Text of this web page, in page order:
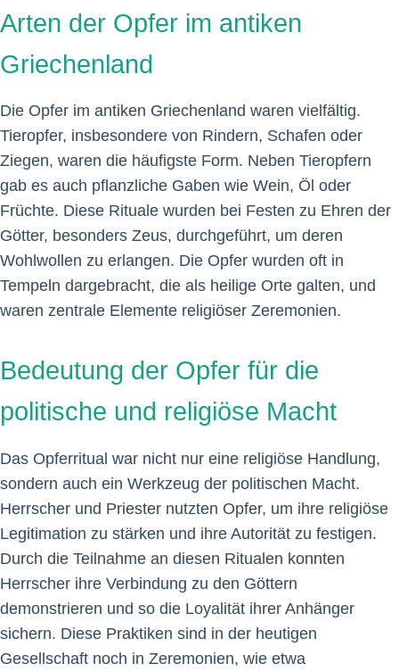
Arten der Opfer im antiken
Griechenland
Die Opfer im antiken Griechenland waren vielfältig.
Tieropfer, insbesondere von Rindern, Schafen oder
Ziegen, waren die häufigste Form. Neben Tieropfern
gab es auch pflanzliche Gaben wie Wein, Öl oder
Früchte. Diese Rituale wurden bei Festen zu Ehren der
Götter, besonders Zeus, durchgeführt, um deren
Wohlwollen zu erlangen. Die Opfer wurden oft in
Tempeln dargebracht, die als heilige Orte galten, und
waren zentrale Elemente religiöser Zeremonien.
Bedeutung der Opfer für die
politische und religiöse Macht
Das Opferritual war nicht nur eine religiöse Handlung,
sondern auch ein Werkzeug der politischen Macht.
Herrscher und Priester nutzten Opfer, um ihre religiöse
Legitimation zu stärken und ihre Autorität zu festigen.
Durch die Teilnahme an diesen Ritualen konnten
Herrscher ihre Verbindung zu den Göttern
demonstrieren und so die Loyalität ihrer Anhänger
sichern. Diese Praktiken sind in der heutigen
Gesellschaft noch in Zeremonien, wie etwa